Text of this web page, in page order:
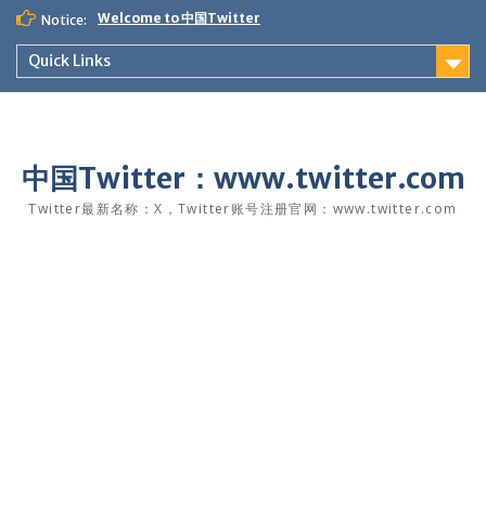
Skip
content
Notice: Welcome to 中国Twitter
Quick Links
中国Twitter：www.twitter.com
Twitter最新名称：X，Twitter账号注册官网：www.twitter.com